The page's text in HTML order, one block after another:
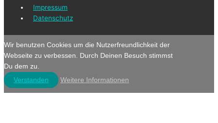
Impressum
Datenschutz
Wir benutzen Cookies um die Nutzerfreundlichkeit der
Webseite zu verbessen. Durch Deinen Besuch stimmst
Du dem zu.
Verstanden
Weitere Informationen